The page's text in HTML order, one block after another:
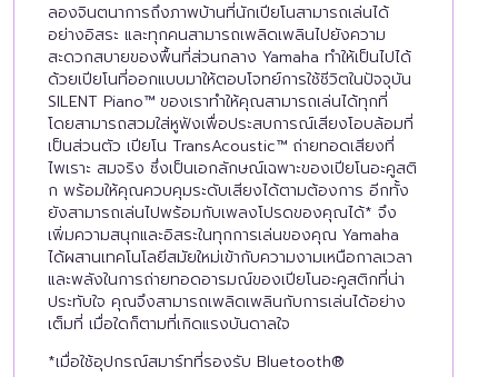
ลองจินตนาการถึงภาพบ้านที่นักเปียโนสามารถเล่นได้
อย่างอิสระ และทุกคนสามารถเพลิดเพลินไปยังความ
สะดวกสบายของพื้นที่ส่วนกลาง Yamaha ทำให้เป็นไปได้
ด้วยเปียโนที่ออกแบบมาให้ตอบโจทย์การใช้ชีวิตในปัจจุบัน
SILENT Piano™ ของเราทำให้คุณสามารถเล่นได้ทุกที่
โดยสามารถสวมใส่หูฟังเพื่อประสบการณ์เสียงโอบล้อมที่
เป็นส่วนตัว เปียโน TransAcoustic™ ถ่ายทอดเสียงที่
ไพเราะ สมจริง ซึ่งเป็นเอกลักษณ์เฉพาะของเปียโนอะคูสติ
ก พร้อมให้คุณควบคุมระดับเสียงได้ตามต้องการ อีกทั้ง
ยังสามารถเล่นไปพร้อมกับเพลงโปรดของคุณได้* จึง
เพิ่มความสนุกและอิสระในทุกการเล่นของคุณ Yamaha
ได้ผสานเทคโนโลยีสมัยใหม่เข้ากับความงามเหนือกาลเวลา
และพลังในการถ่ายทอดอารมณ์ของเปียโนอะคูสติกที่น่า
ประทับใจ คุณจึงสามารถเพลิดเพลินกับการเล่นได้อย่าง
เต็มที่ เมื่อใดก็ตามที่เกิดแรงบันดาลใจ
*เมื่อใช้อุปกรณ์สมาร์ทที่รองรับ Bluetooth®